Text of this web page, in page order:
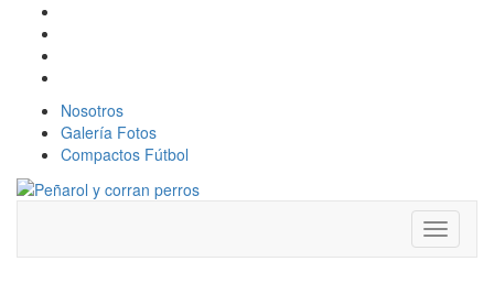
Nosotros
Galería Fotos
Compactos Fútbol
Toggle